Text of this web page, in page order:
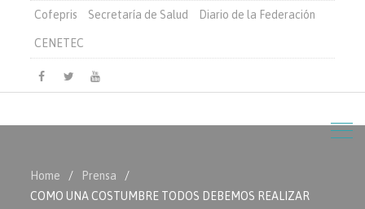
Cofepris Secretaría de Salud Diario de la Federación
CENETEC
Facebook
TwitterYoutube
Home
Prensa
COMO UNA COSTUMBRE TODOS DEBEMOS REALIZAR